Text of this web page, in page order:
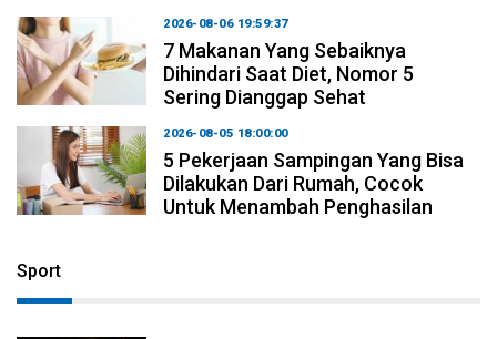
2026-08-06 19:59:37
7 Makanan Yang Sebaiknya
Dihindari Saat Diet, Nomor 5
Sering Dianggap Sehat
2026-08-05 18:00:00
5 Pekerjaan Sampingan Yang Bisa
Dilakukan Dari Rumah, Cocok
Untuk Menambah Penghasilan
Sport